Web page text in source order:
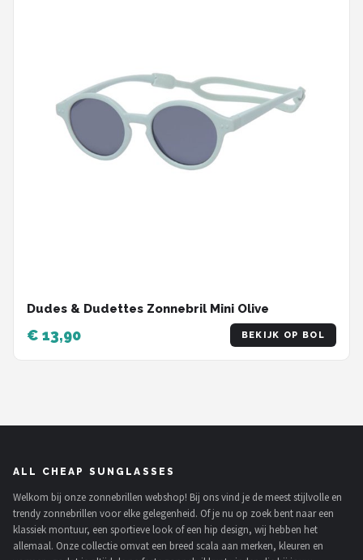
Dudes & Dudettes Zonnebril Mini Olive
€ 13,90 BEKIJK OP BOL
ALL CHEAP SUNGLASSES
Welkom bij onze zonnebrillen webshop! Bij ons vind je de meest stijlvolle en
trendy zonnebrillen voor elke gelegenheid. Of je nu op zoek bent naar een
klassiek montuur, een sportieve look of een hip design, wij hebben het
allemaal. Onze collectie omvat een breed scala aan merken, kleuren en